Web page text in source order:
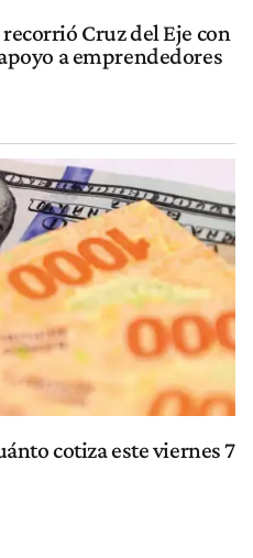
Cruz del Eje con
a emprendedores
cotiza este viernes 7